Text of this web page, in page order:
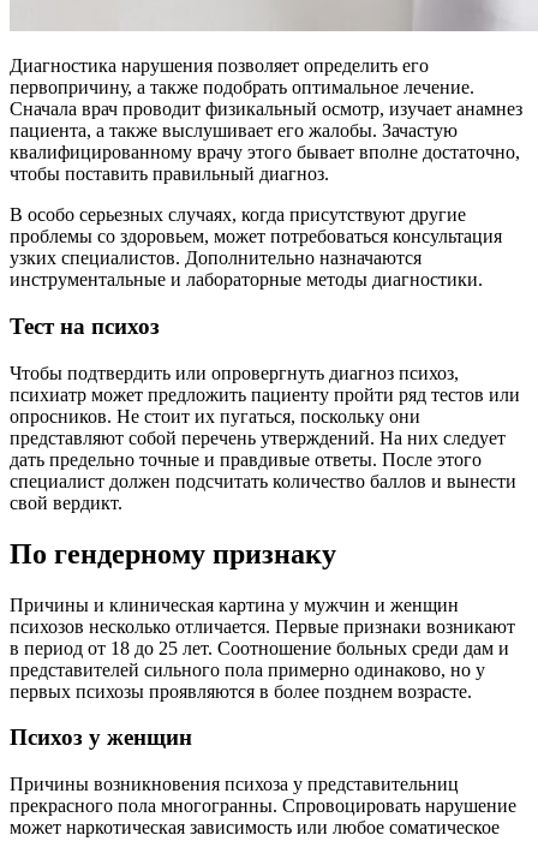
Диагностика нарушения позволяет определить его
первопричину, а также подобрать оптимальное лечение.
Сначала врач проводит физикальный осмотр, изучает анамнез
пациента, а также выслушивает его жалобы. Зачастую
квалифицированному врачу этого бывает вполне достаточно,
чтобы поставить правильный диагноз.
В особо серьезных случаях, когда присутствуют другие
проблемы со здоровьем, может потребоваться консультация
узких специалистов. Дополнительно назначаются
инструментальные и лабораторные методы диагностики.
Тест на психоз
Чтобы подтвердить или опровергнуть диагноз психоз,
психиатр может предложить пациенту пройти ряд тестов или
опросников. Не стоит их пугаться, поскольку они
представляют собой перечень утверждений. На них следует
дать предельно точные и правдивые ответы. После этого
специалист должен подсчитать количество баллов и вынести
свой вердикт.
По гендерному признаку
Причины и клиническая картина у мужчин и женщин
психозов несколько отличается. Первые признаки возникают
в период от 18 до 25 лет. Соотношение больных среди дам и
представителей сильного пола примерно одинаково, но у
первых психозы проявляются в более позднем возрасте.
Психоз у женщин
Причины возникновения психоза у представительниц
прекрасного пола многогранны. Спровоцировать нарушение
может наркотическая зависимость или любое соматическое